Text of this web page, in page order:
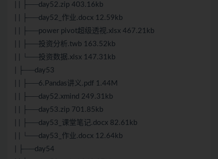
| | ├──day52.zip 403.16kb
| | ├──day52_作业.docx 12.59kb
| | ├──power pivot超级透视.xlsx 467.21kb
| | ├──投资分析.twb 163.52kb
| | └──投资数据.xlsx 147.31kb
| ├──day53
| | ├──6.Pandas讲义.pdf 1.44M
| | ├──day52.xmind 249.31kb
| | ├──day53.zip 701.85kb
| | ├──day53_课堂笔记.docx 82.61kb
| | └──day53_作业.docx 12.64kb
| ├──day54